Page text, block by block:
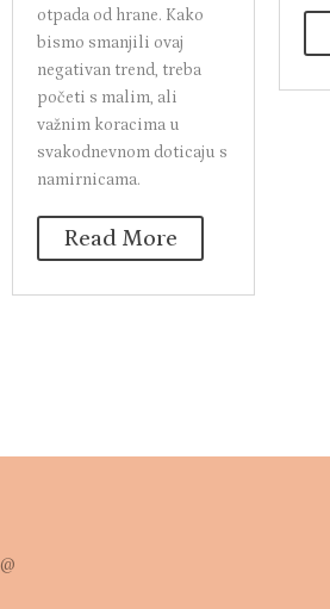
otpada od hrane. Kako
bismo smanjili ovaj
negativan trend, treba
početi s malim, ali
važnim koracima u
svakodnevnom doticaju s
namirnicama.
Read More
@